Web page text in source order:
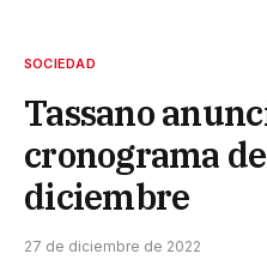
SOCIEDAD
Tassano
cronograma
diciembre
27 de diciembre de 2022